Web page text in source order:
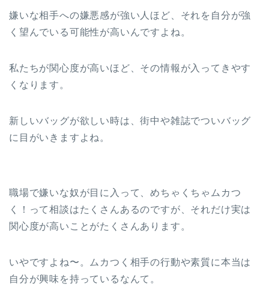
嫌いな相手への嫌悪感が強い人ほど、それを自分が強
く望んでいる可能性が高いんですよね。
私たちが関心度が高いほど、その情報が入ってきやす
くなります。
新しいバッグが欲しい時は、街中や雑誌でついバッグ
に目がいきますよね。
職場で嫌いな奴が目に入って、めちゃくちゃムカつ
く！って相談はたくさんあるのですが、それだけ実は
関心度が高いことがたくさんあります。
いやですよね〜。ムカつく相手の行動や素質に本当は
自分が興味を持っているなんて。